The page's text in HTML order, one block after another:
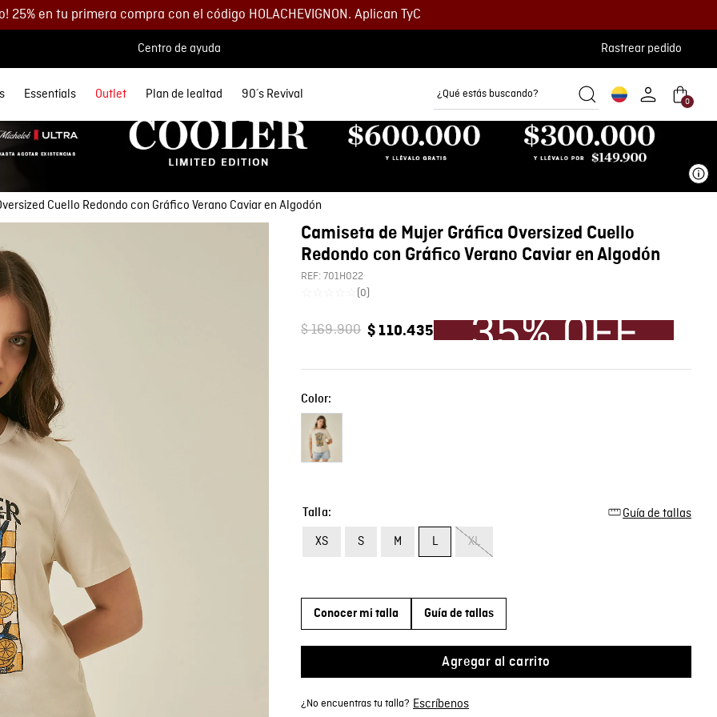
25% en tu primera compra con el código HOLACHEVIGNON. Aplican TyC
Centro de ayuda Rastrear pedido
Accesorios
Parches
Lo más nuevo
Spring Summer
Polos Camisetas
Lo más nuevo
Spring Summer
Chaquetas Camisas
Buzos
Essentials Outlet
Descuentos
40% DCTO
60% DCTO
Plan de lealtad 90´s Revival
¿Qué estás buscando?
0
Cuello Redondo con Gráfico Verano Caviar en Algodón
Camiseta de Mujer Gráfica Oversized Cuello
Redondo con Gráfico Verano Caviar en Algodón
REF: 701H022
(0)
$169.900 $ 110.435
Color:
Guía de tallas
Talla
XS S M L XL
Conocer mi talla Guía de tallas
Agregar al carrito
¿No encuentras tu talla? Escríbenos
BUSCADOS